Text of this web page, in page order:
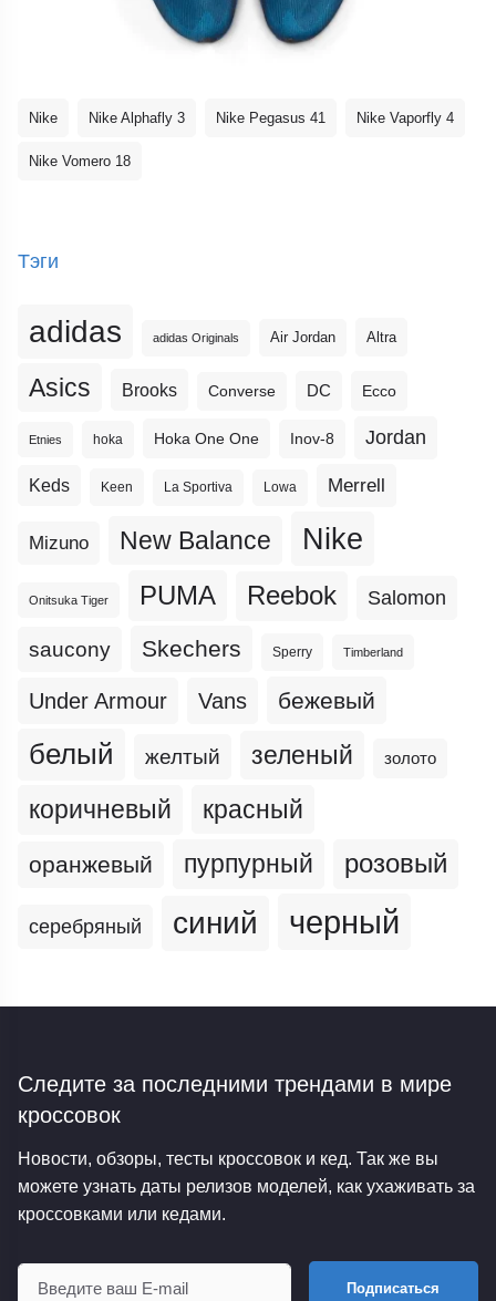
Nike Nike Alphafly 3 Nike Pegasus 41 Nike Vaporfly 4
Nike Vomero 18
Тэги
adidas adidas Originals Air Jordan Altra
Asics Brooks Converse DC Ecco
Etnies hoka Hoka One One Inov-8 Jordan
Keds Keen La Sportiva Lowa Merrell
Mizuno New Balance Nike
Onitsuka Tiger PUMA Reebok Salomon
saucony Skechers Sperry Timberland
Under Armour Vans бежевый
белый желтый зеленый золото
коричневый красный
оранжевый пурпурный розовый
серебряный синий черный
Следите за последними трендами в мире
кроссовок
Новости, обзоры, тесты кроссовок и кед. Так же вы
можете узнать даты релизов моделей, как ухаживать за
кроссовками или кедами.
Подписаться